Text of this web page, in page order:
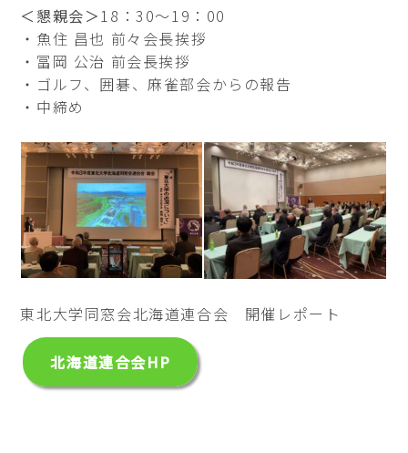
＜懇親会＞ 18：30～19：00
・魚住 昌也 前々会長挨拶
・冨岡 公治 前会長挨拶
・ゴルフ、囲碁、麻雀部会からの報告
・中締め
東北大学同窓会北海道連合会 開催レポート
北海道連合会HP